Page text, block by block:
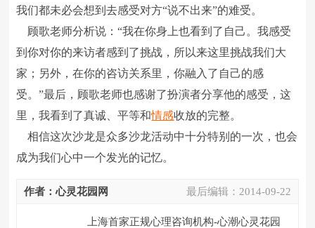
我们都未必会想到去感受对方“说不出来”的难受。
顾歌老师分析说：“我在你身上也看到了自己。我感受
到你对你的来访者感到了挑战，所以来这里挑战我们大
家；另外，在你的咨访关系里，你融入了自己的感
受。”最后，顾歌老师也感谢了扮演者分享他的感受，这
里，我看到了真诚、平等和情感收放的完整。
相信这次沙龙是众多沙龙活动中十分特别的一次，也会
成为我们心中一个发光的记忆。
最后编辑： 2014-09-22
作者：心灵花园网
上海首家正规心理咨询机构-心潮心灵花园